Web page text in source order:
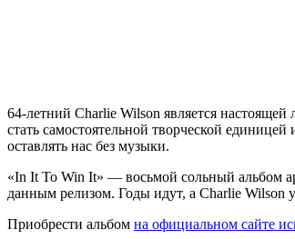
64-летний Charlie Wilson является
стать самостоятельной творческой
оставлять нас без музыки.
«In It To Win It» — восьмой сольный альбом
данным релизом. Годы идут, а Charlie Wilson
Приобрести альбом на официальном сайте